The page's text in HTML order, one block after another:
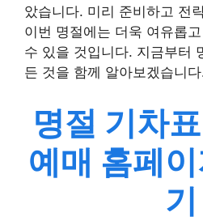
았습니다. 미리 준비하고 전
이번 명절에는 더욱 여유롭
수 있을 것입니다. 지금부터
든 것을 함께 알아보겠습니
명절 기차
예매 홈페
기